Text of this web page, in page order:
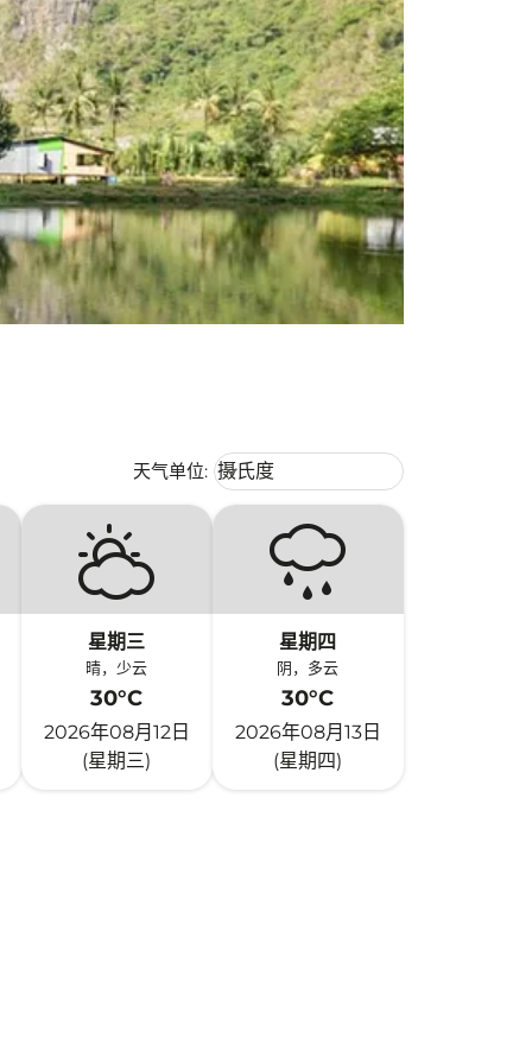
天气单位: Weather unit option 摄氏度
摄氏度
keyboard_arrow_down
星期三
晴，少云
30°C
2026年08月12日
(星期三)
星期四
阴，多云
30°C
2026年08月13日
(星期四)